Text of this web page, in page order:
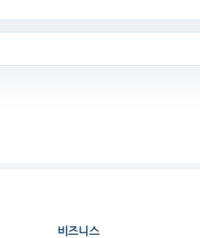
비즈니스